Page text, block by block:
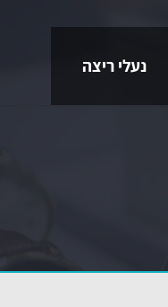
נעלי ריצה